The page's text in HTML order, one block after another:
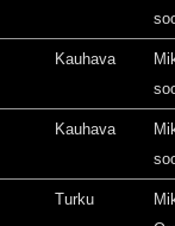
Kauhava
Kauhava
Turku